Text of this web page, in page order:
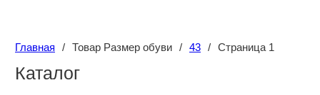
Главная / Товар Размер обуви / 43 / Страница 1
Каталог